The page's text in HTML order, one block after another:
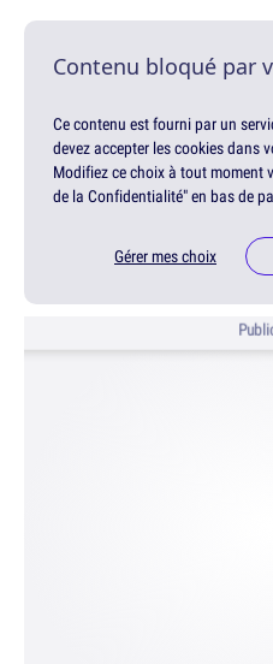
Contenu bloqué par
Ce contenu est fourni par un
devez accepter les cookies dans
Modifiez ce choix à tout moment
de la Confidentialité" en bas de
Gérer mes choix